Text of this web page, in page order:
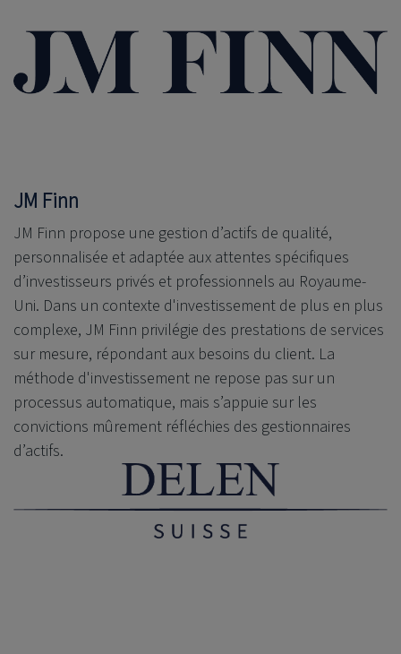
JM Finn
JM Finn propose une gestion d’actifs de qualité,
personnalisée et adaptée aux attentes spécifiques
d’investisseurs privés et professionnels au Royaume-
Uni. Dans un contexte d'investissement de plus en plus
complexe, JM Finn privilégie des prestations de services
sur mesure, répondant aux besoins du client. La
méthode d'investissement ne repose pas sur un
processus automatique, mais s’appuie sur les
convictions mûrement réfléchies des gestionnaires
d’actifs.